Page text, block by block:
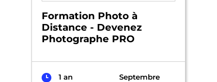
Formation Photo à
Distance - Devenez
Photographe PRO
1 an
Septembre